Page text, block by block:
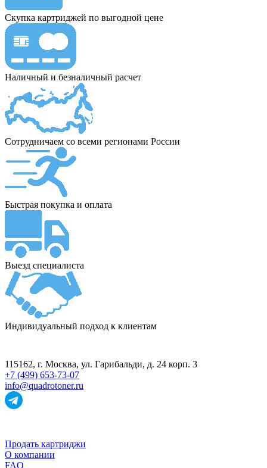
Скупка картриджей по выгодной цене
Наличный и безналичный расчет
Сотрудничаем со всеми регионами России
Быстрая покупка и оплата
Выезд специалиста
Индивидуальный подход к клиентам
115162, г. Москва, ул. Гарибальди, д. 24 корп. 3
+7 (499) 653-73-07
info@quadrotoner.ru
Продать картриджи
О компании
FAQ